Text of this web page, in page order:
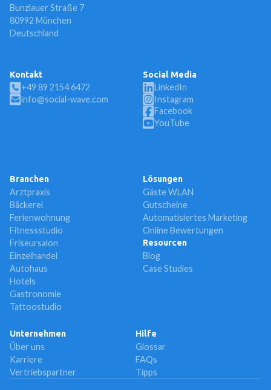
Bunzlauer Straße 7
80992 München
Deutschland
Kontakt
+49 89 2154 6472
info@social-wave.com
Social Media
LinkedIn
Instagram
Facebook
YouTube
Branchen
Arztpraxis
Bäckerei
Ferienwohnung
Fitnessstudio
Friseursalon
Einzelhandel
Autohaus
Hotels
Gastronomie
Tattoostudio
Lösungen
Gäste WLAN
Gutscheine
Automatisiertes Marketing
Online Bewertungen
Resourcen
Blog
Case Studies
Unternehmen
Über uns
Karriere
Vertriebspartner
Hilfe
Glossar
FAQs
Tipps